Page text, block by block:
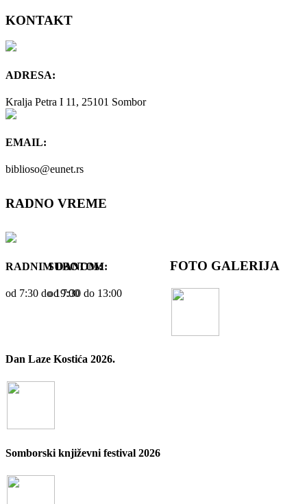
KONTAKT
ADRESA:
Kralja Petra I 11, 25101 Sombor
EMAIL:
biblioso@eunet.rs
RADNO VREME
RADNIM DANOM:
od 7:30 dо 19:00
SUBOTOM:
od 7:30 dо 13:00
FOTO GALERIJA
Dan Laze Kostića 2026.
Somborski književni festival 2026